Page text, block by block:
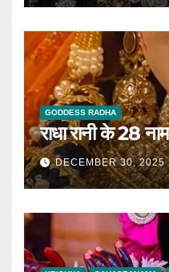
GODDESS RADHA
राधा रानी के 28 नाम
DECEMBER 30, 2025